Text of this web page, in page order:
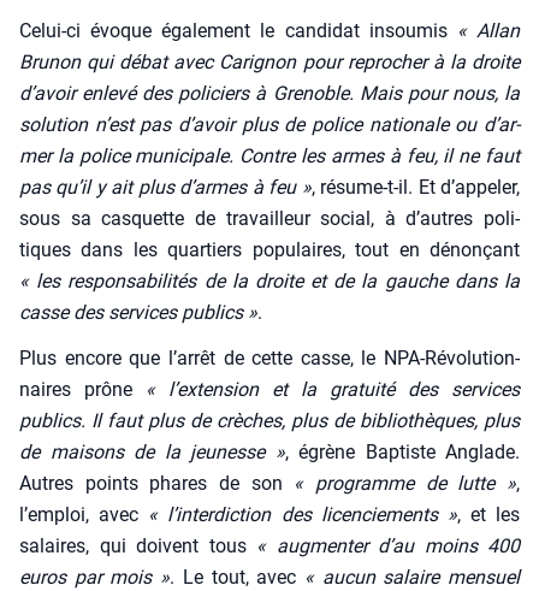
Celui-ci évoque éga­le­ment le can­di­dat insou­mis « Allan
Bru­non qui débat avec Cari­gnon pour repro­cher à la droite
d’a­voir enle­vé des poli­ciers à Gre­noble. Mais pour nous, la
solu­tion n’est pas d’a­voir plus de police natio­nale ou d’ar­
mer la police muni­ci­pale. Contre les armes à feu, il ne faut
pas qu’il y ait plus d’armes à feu », résume-t-il. Et d’ap­pe­ler,
sous sa cas­quette de tra­vailleur social, à d’autres poli­
tiques dans les quar­tiers popu­laires, tout en dénon­çant
« les res­pon­sa­bi­li­tés de la droite et de la gauche dans la
casse des ser­vices publics ».
Plus encore que l’ar­rêt de cette casse, le NPA-Révo­lu­tion­
naires prône
« l’ex­ten­sion et la gra­tui­té des ser­vices
publics. Il faut plus de crèches, plus de biblio­thèques, plus
de mai­sons de la jeu­nesse », égrène Bap­tiste Anglade.
Autres points phares de son « pro­gramme de lutte »,
l’emploi, avec « l’in­ter­dic­tion des licen­cie­ments », et les
salaires, qui doivent tous « aug­men­ter d’au moins 400
euros par mois ». Le tout, avec « aucun salaire men­suel